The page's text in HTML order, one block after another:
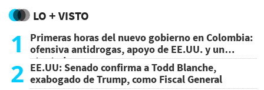
LO + VISTO
1
Primeras horas del nuevo gobierno en Colombia:
ofensiva antidrogas, apoyo de EE.UU. y un
atentado
2 EE.UU: Senado confirma a Todd Blanche,
exabogado de Trump, como Fiscal General